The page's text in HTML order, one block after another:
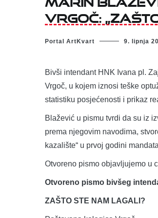
Vrgoč:
Portal ArtKvart 9. lipnja
Bivši intendant HNK Ivana pl.
Vrgoč, u kojem iznosi teške
statistiku posjećenosti i prikaz
Blažević u pismu tvrdi da su iz
prema njegovim navodima,
kazalište“ u prvoj godini
Otvoreno pismo objavljujemo u
Otvoreno pismo bivšeg
ZAŠTO STE NAM LAGALI?